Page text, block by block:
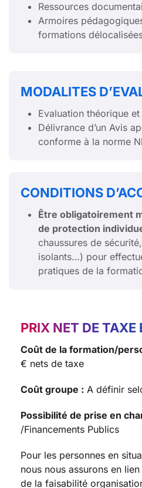
Ressources
Armoires
formations
MODALITES
Evaluation théorique
Délivrance d’un Avis
conforme à la norme
CONDITIONS
Être obligatoirement
de protection
chaussures de
isolants…) pour
pratiques de la
PRIX NET DE TAXE
Coût de la formation/
€ nets de taxe
Coût groupe : A définir
Possibilité de prise en
/Financements Publics
Pour les personnes en
nous nous assurons en
de la faisabilité